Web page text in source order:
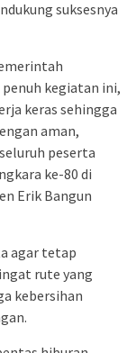
suksesnya
kegiatan ini,
keras sehingga
aman,
peserta
ke-80 di
Erik Bangun
agar tetap
rute yang
kebersihan